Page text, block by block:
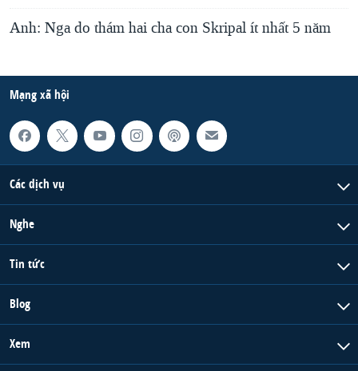
Anh: Nga do thám hai cha con Skripal ít nhất 5 năm
Mạng xã hội
Các dịch vụ
Nghe
Tin tức
Blog
Xem